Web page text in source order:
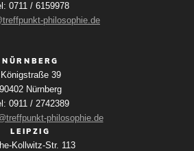
0711 / 6159978
philosophie.de
NÜRNBERG
Königstraße 39
90402 Nürnberg
0911 / 2742389
philosophie.de
LEIPZIG
Kollwitz-Str. 113